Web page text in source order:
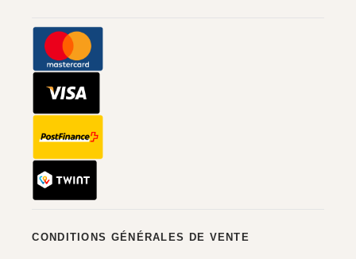
CONDITIONS GÉNÉRALES DE VENTE